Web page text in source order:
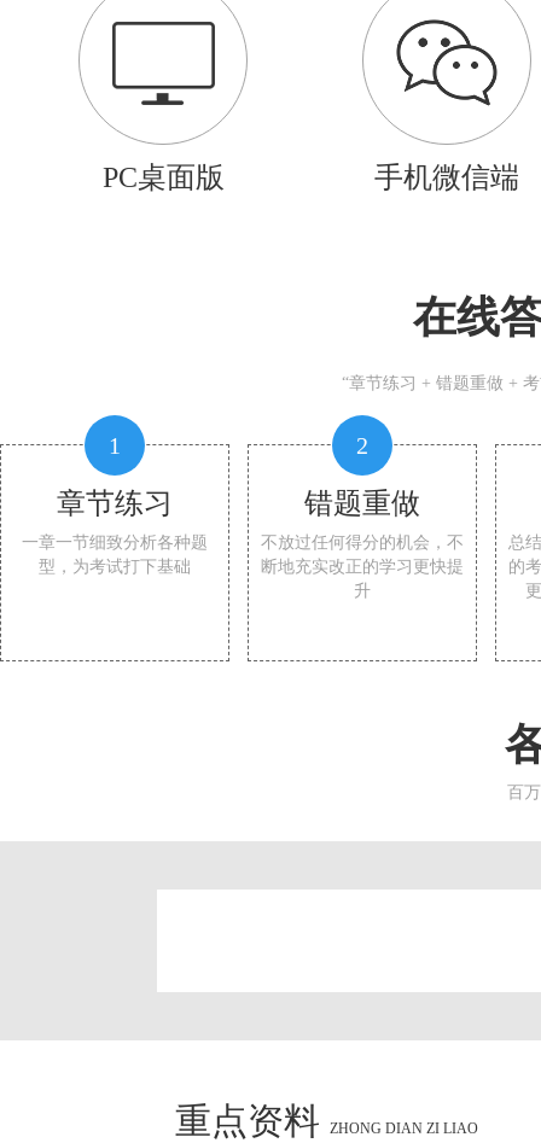
PC桌面版 手机微信端
在线
“章节练习 + 错题重做 +
1
章节练习
一章一节细致分析各种题
型，为考试打下基础
2
错题重做
不放过任何得分的机会，不
断地充实改正的学习更快提
升
总
的
百
重点资料 ZHONG DIAN ZI LIAO